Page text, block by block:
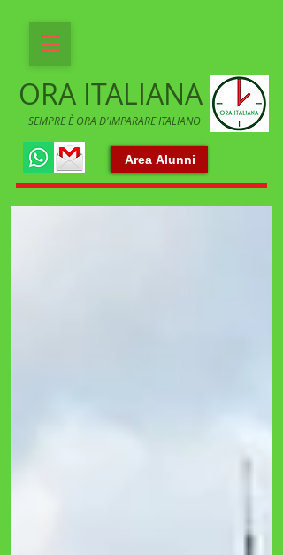
ORA ITALIANA
SEMPRE È ORA D'IMPARARE ITALIANO
Area Alunni